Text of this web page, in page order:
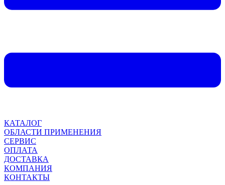
КАТАЛОГ
ОБЛАСТИ ПРИМЕНЕНИЯ
СЕРВИС
ОПЛАТА
ДОСТАВКА
КОМПАНИЯ
КОНТАКТЫ